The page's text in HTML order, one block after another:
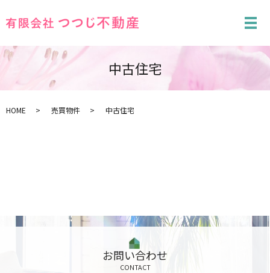
メ
中古住宅
HOME 売買物件 中古住宅
お問い合わせ
CONTACT